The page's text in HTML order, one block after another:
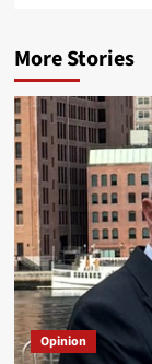
More Stories
Opinion